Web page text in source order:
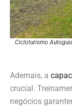
Cicloturismo
Ademais, a
crucial.
negócios